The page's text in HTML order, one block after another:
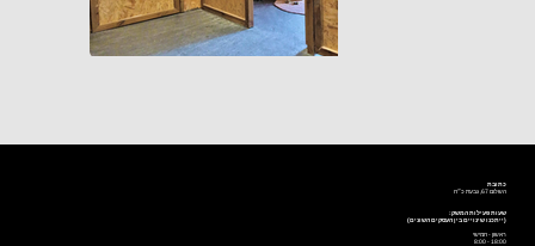
כתובת
השלום 67, גבעת כ״ח
שעות פעילות המשק:
(ייתכנו שינויים בין העסקים השונים)
ראשון - חמישי
18:00 - 8:00